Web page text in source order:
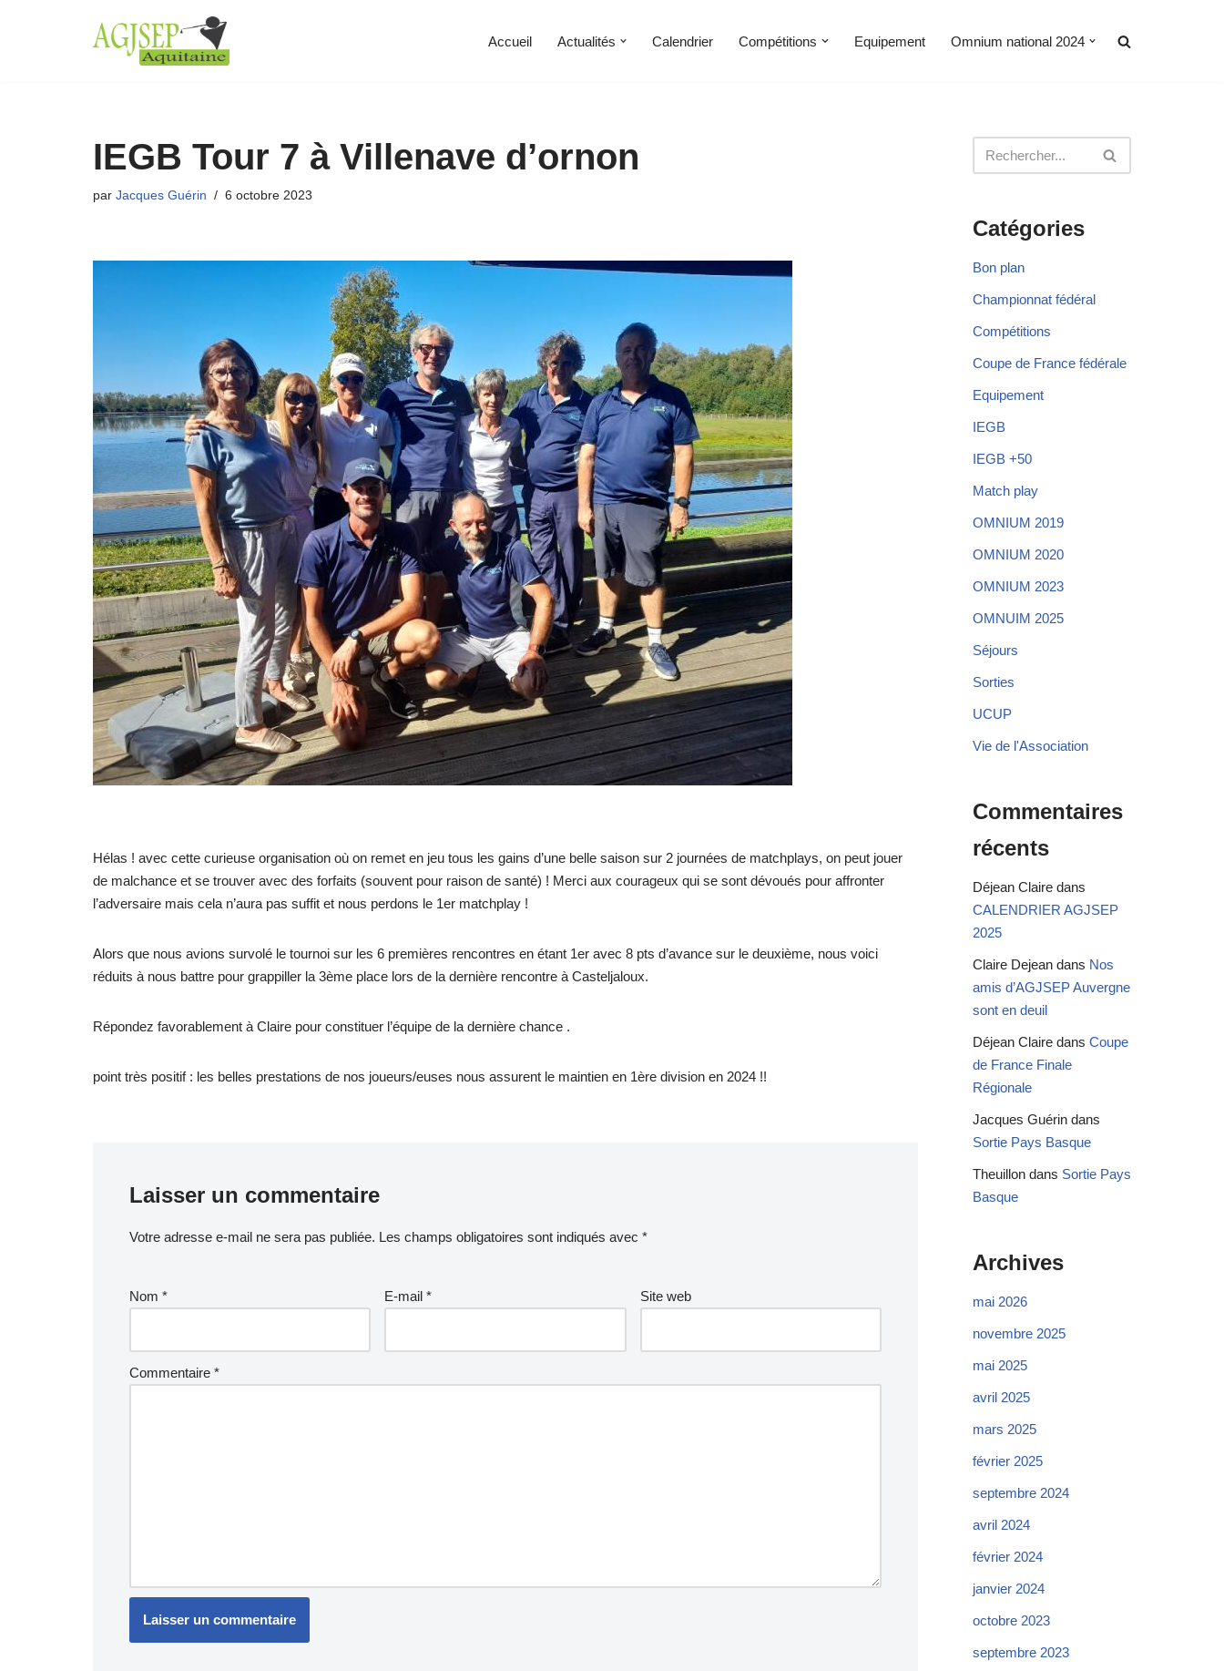
Accueil Actualités Calendrier Compétitions Equipement Omnium national 2024
IEGB Tour 7 à Villenave d’ornon
par Jacques Guérin 6 octobre 2023
Hélas ! avec cette curieuse organisation où on remet en jeu tous les gains d’une belle saison sur 2 journées de matchplays, on peut jouer
de malchance et se trouver avec des forfaits (souvent pour raison de santé) ! Merci aux courageux qui se sont dévoués pour affronter
l’adversaire mais cela n’aura pas suffit et nous perdons le 1er matchplay !
Alors que nous avions survolé le tournoi sur les 6 premières rencontres en étant 1er avec 8 pts d’avance sur le deuxième, nous voici
réduits à nous battre pour grappiller la 3ème place lors de la dernière rencontre à Casteljaloux.
Répondez favorablement à Claire pour constituer l’équipe de la dernière chance .
point très positif : les belles prestations de nos joueurs/euses nous assurent le maintien en 1ère division en 2024 !!
Laisser un commentaire
Votre adresse e-mail ne sera pas publiée. Les champs obligatoires sont indiqués avec *
Nom * E-mail* Site web
Commentaire *
Catégories
Bon plan
Championnat fédéral
Compétitions
Coupe de France fédérale
Equipement
IEGB
IEGB +50
Match play
OMNIUM 2019
OMNIUM 2020
OMNIUM 2023
OMNUIM 2025
Séjours
Sorties
UCUP
Vie de l'Association
Commentaires
récents
Déjean Claire dans
CALENDRIER AGJSEP
2025
Claire Dejean dans Nos
amis d’AGJSEP Auvergne
sont en deuil
Déjean Claire dans Coupe
de France Finale
Régionale
Jacques Guérin dans
Sortie Pays Basque
Theuillon dans Sortie Pays
Basque
Archives
mai 2026
novembre 2025
mai 2025
avril 2025
mars 2025
février 2025
septembre 2024
avril 2024
février 2024
janvier 2024
octobre 2023
septembre 2023